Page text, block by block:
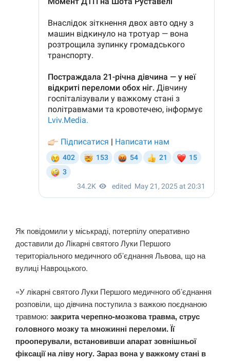
Як повідомили у міськраді, потерпілу оперативно
доставили до Лікарні святого Луки Першого
територіального медичного об’єднання Львова, що на
вулиці Навроцького.
«У лікарні святого Луки Першого медичного об’єднання
розповіли, що дівчина поступила з важкою поєднаною
травмою: закрита черепно-мозкова травма, струс
головного мозку та множинні переломи. Її
прооперували, встановивши апарат зовнішньої
фіксації на ліву ногу. Зараз вона у важкому стані в